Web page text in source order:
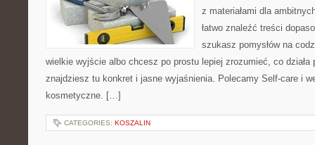
z materiałami dla
łatwo znaleźć treści
szukasz pomysłów na
wielkie wyjście albo chcesz po prostu lepiej zrozumieć, co działa
znajdziesz tu konkret i jasne wyjaśnienia. Polecamy Self-care i
kosmetyczne. […]
CATEGORIES: KOSZALIN